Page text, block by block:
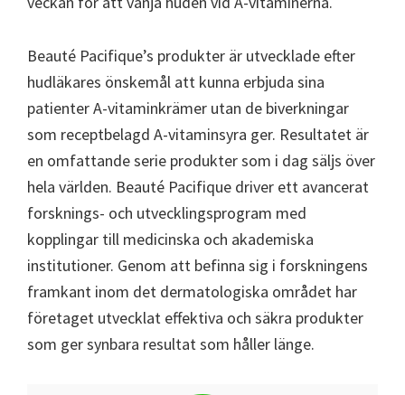
Beauté Pacifique’s produkter är utvecklade efter
hudläkares önskemål att kunna erbjuda sina
patienter A-vitaminkrämer utan de biverkningar
som receptbelagd A-vitaminsyra ger. Resultatet är
en omfattande serie produkter som i dag säljs över
hela världen. Beauté Pacifique driver ett avancerat
forsknings- och utvecklingsprogram med
kopplingar till medicinska och akademiska
institutioner. Genom att befinna sig i forskningens
framkant inom det dermatologiska området har
företaget utvecklat effektiva och säkra produkter
som ger synbara resultat som håller länge.